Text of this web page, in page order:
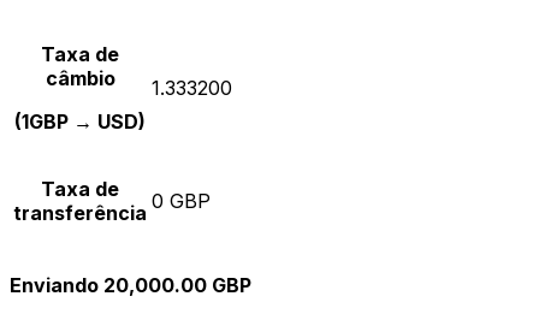
Taxa de
câmbio
(1GBP → USD)
1.333200
Taxa de
transferência 0 GBP
Enviando 20,000.00 GBP